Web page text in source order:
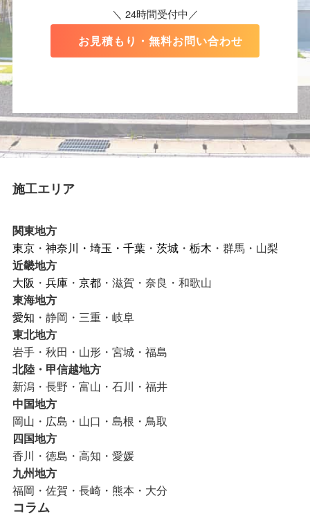
＼ 24時間受付中／
お見積もり・無料お問い合わせ
施工エリア
関東地方
東京・ 神奈川 ・ 埼玉 ・ 千葉・ 茨城・ 栃木 ・群馬・山梨
近畿地方
大阪 ・ 兵庫・ 京都・滋賀・奈良・和歌山
東海地方
愛知 ・静岡・三重・岐阜
東北地方
岩手・秋田・山形・宮城・福島
北陸・甲信越地方
新潟・長野・富山・石川・福井
中国地方
岡山・広島・山口・島根・鳥取
四国地方
香川・徳島・高知・愛媛
九州地方
福岡・佐賀・長崎・熊本・大分
コラム